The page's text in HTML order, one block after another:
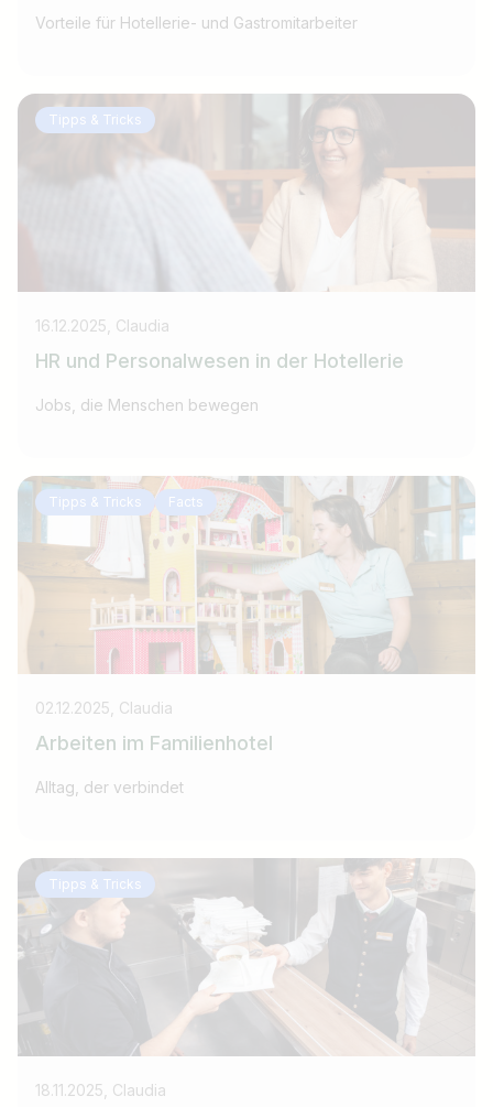
Vorteile für Hotellerie- und Gastromitarbeiter
Tipps & Tricks
16.12.2025, Claudia
HR und Personalwesen in der Hotellerie
Jobs, die Menschen bewegen
Tipps & Tricks Facts
02.12.2025, Claudia
Arbeiten im Familienhotel
Alltag, der verbindet
Tipps & Tricks
18.11.2025, Claudia
Ich suche nach …
Jobtitel
Land / Bundesland